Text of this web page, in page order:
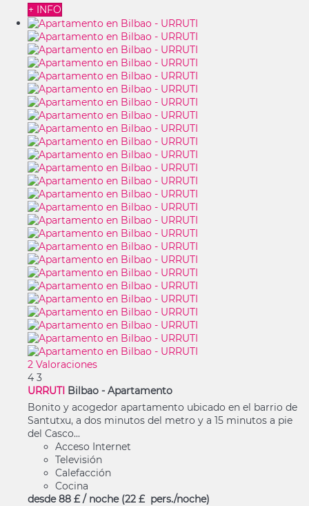
+ INFO
2 Valoraciones
4 3
URRUTI Bilbao - Apartamento
Bonito y acogedor apartamento ubicado en el barrio de
Santutxu, a dos minutos del metro y a 15 minutos a pie
del Casco...
Acceso Internet
Televisión
Calefacción
Cocina
desde 88 £ / noche (22 £ pers./noche)